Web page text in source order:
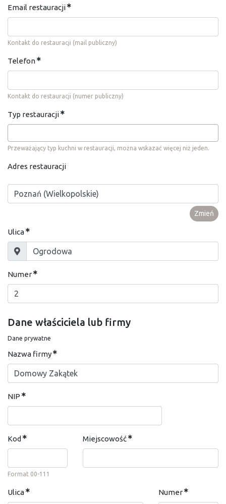
Email restauracji
Kontakt do restauracji (mail publiczny)
Telefon
Kontakt do restauracji (numer publiczny)
Typ restauracji
Przeważający typ kuchni w restauracji, można wskazać więcej niż jeden.
Adres restauracji
Zmień
Ulica
Numer
Dane właściciela lub firmy
Dane prywatne
Nazwa firmy
NIP
Kod
Format 00-111
Miejscowość
Ulica Numer